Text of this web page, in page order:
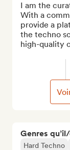
Genres
Hard Techno
I am the
With a
provide a
the techno
high-quality